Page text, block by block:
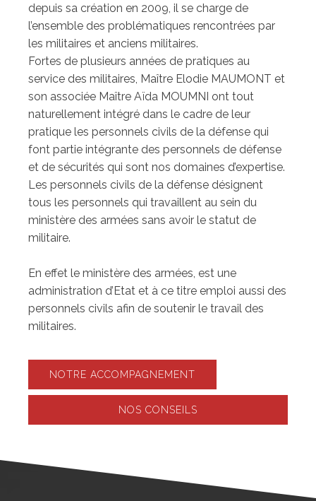
depuis sa création en 2009, il se charge de
l’ensemble des problématiques rencontrées par
les militaires et anciens militaires.
Fortes de plusieurs années de pratiques au
service des militaires, Maître Elodie MAUMONT et
son associée Maître Aïda MOUMNI ont tout
naturellement intégré dans le cadre de leur
pratique les personnels civils de la défense qui
font partie intégrante des personnels de défense
et de sécurités qui sont nos domaines d’expertise.
Les personnels civils de la défense désignent
tous les personnels qui travaillent au sein du
ministère des armées sans avoir le statut de
militaire.
En effet le ministère des armées, est une
administration d’Etat et à ce titre emploi aussi des
personnels civils afin de soutenir le travail des
militaires.
NOTRE ACCOMPAGNEMENT
NOS CONSEILS